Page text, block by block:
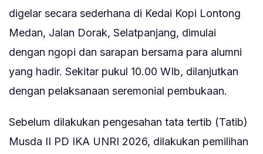
digelar secara sederhana di Kedai Kopi Lontong
Medan, Jalan Dorak, Selatpanjang, dimulai
dengan ngopi dan sarapan bersama para alumni
yang hadir. Sekitar pukul 10.00 WIb, dilanjutkan
dengan pelaksanaan seremonial pembukaan.
Sebelum dilakukan pengesahan tata tertib (Tatib)
Musda II PD IKA UNRI 2026, dilakukan pemilihan